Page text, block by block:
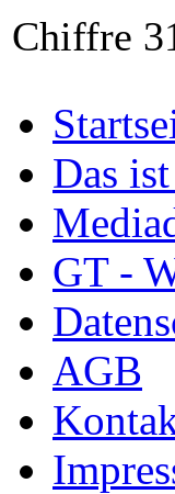
Chiffre
Das
GT -
AGB